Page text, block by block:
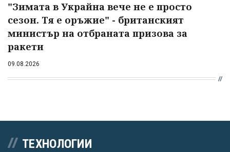
"Зимата в Украйна вече не е просто
сезон. Тя е оръжие" - британският
министър на отбраната призова за
ракети
09.08.2026
ТЕХНОЛОГИИ